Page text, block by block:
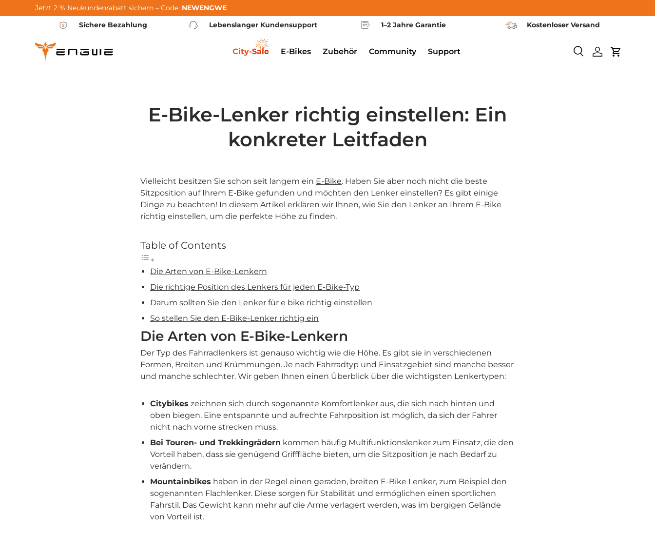
Zum Inhalt springen
Jetzt 2 % Neukundenrabatt sichern – Code: NEWENGWE
Sichere Bezahlung
Lebenslanger Kundensupport 1–2 Jahre Garantie Kostenloser Versand
SuchenEinloggen
City-Sale E-Bikes Zubehör Community Support
E-Bike-Lenker richtig einstellen: Ein
konkreter Leitfaden
Vielleicht besitzen Sie schon seit langem ein E-Bike. Haben Sie aber noch nicht die beste
Sitzposition auf Ihrem E-Bike gefunden und möchten den Lenker einstellen? Es gibt einige
Dinge zu beachten! In diesem Artikel erklären wir Ihnen, wie Sie den Lenker an Ihrem E-Bike
richtig einstellen, um die perfekte Höhe zu finden.
Table of Contents
Die Arten von E-Bike-Lenkern
Die richtige Position des Lenkers für jeden E-Bike-Typ
Darum sollten Sie den Lenker für e bike richtig einstellen
So stellen Sie den E-Bike-Lenker richtig ein
Die Arten von E-Bike-Lenkern
Der Typ des Fahrradlenkers ist genauso wichtig wie die Höhe. Es gibt sie in verschiedenen
Formen, Breiten und Krümmungen. Je nach Fahrradtyp und Einsatzgebiet sind manche besser
und manche schlechter. Wir geben Ihnen einen Überblick über die wichtigsten Lenkertypen:
Citybikes zeichnen sich durch sogenannte Komfortlenker aus, die sich nach hinten und
oben biegen. Eine entspannte und aufrechte Fahrposition ist möglich, da sich der Fahrer
nicht nach vorne strecken muss.
Bei Touren- und Trekkingrädern kommen häufig Multifunktionslenker zum Einsatz, die den
Vorteil haben, dass sie genügend Grifffläche bieten, um die Sitzposition je nach Bedarf zu
verändern.
Mountainbikes haben in der Regel einen geraden, breiten E-Bike Lenker, zum Beispiel den
sogenannten Flachlenker. Diese sorgen für Stabilität und ermöglichen einen sportlichen
Fahrstil. Das Gewicht kann mehr auf die Arme verlagert werden, was im bergigen Gelände
von Vorteil ist.